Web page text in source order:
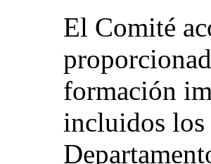
El Comité
formación
incluidos